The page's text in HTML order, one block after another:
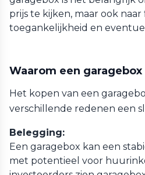
prijs te kijken, maar ook
toegankelijkheid en
Waarom een garagebox
Het kopen van een
verschillende redenen een
Belegging:
Een garagebox kan een
met potentieel voor